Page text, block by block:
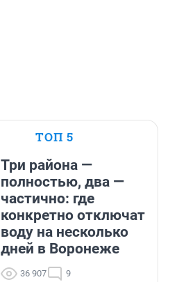
ТОП 5
Три района —
полностью, два —
частично: где
конкретно отключат
воду на несколько
дней в Воронеже
36 907 9